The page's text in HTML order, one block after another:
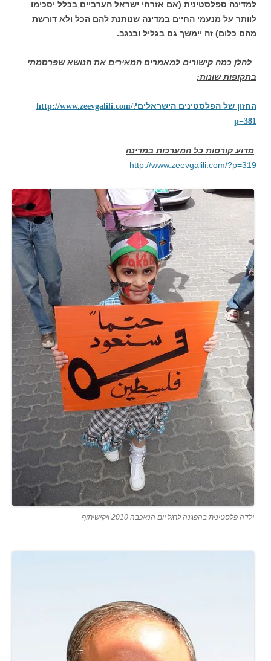
למדינה ספלסטינית (אם אזרחי ישראל הערביים בכלל יסכימו
לוותר על מנעמי החיים במדינה שנותנת להם הכל ולא דורשת
מהם כלום) זה יימשך גם בגליל ובנגב.
להלן כמה קישורים למאמרים המאירים את הנושא שפרסמתי
בתקופות שונות:
החזון של הפלסטינים הישראליםhttp://www.zeevgalili.com/?
p=381
מדוע קורסות כל המערכות במדינה
http://www.zeevgalili.com/?p=319
ילדה פלסטינית בהפגנה לרגל יום הנאכבה 2010 ויקישיתוף